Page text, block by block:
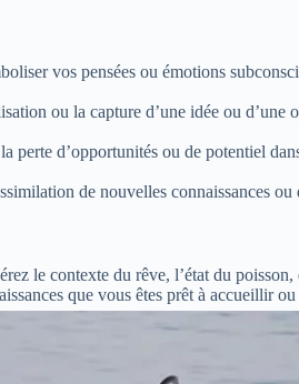
vos pensées ou émotions
ou la capture d’une idée ou
perte d’opportunités ou de potentiel
de nouvelles connaissances
le contexte du rêve, l’état du
que vous êtes prêt à accueillir
dans les profondeurs de notre
enfouies, nous ouvrir à de